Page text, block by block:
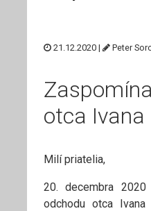
21.12.2020 | Peter
otca Ivana
Milí priatelia,
20. decembra
odchodu otca